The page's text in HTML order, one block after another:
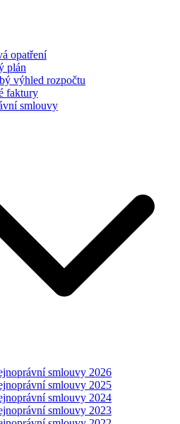
opatření
plán
výhled rozpočtu
faktury
smlouvy
smlouvy 2026
smlouvy 2025
smlouvy 2024
smlouvy 2023